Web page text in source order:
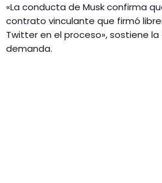
«La conducta de Musk confirma
contrato vinculante que firmó
Twitter en el proceso», sostiene
demanda.